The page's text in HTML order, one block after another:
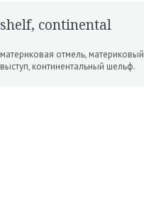
shelf, continental
материковая отмель, материковый
выступ, континен­тальный шельф.